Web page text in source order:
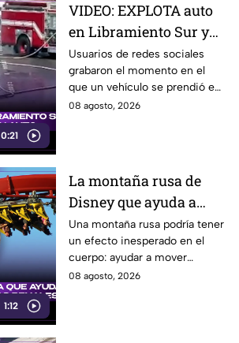
0:21
VIDEO: EXPLOTA auto
en Libramiento Sur y
ocasiona fuerte tráfico
en Tijuana este sábado;
cerca de 5 y 10
Usuarios de redes sociales
grabaron el momento en el
que un vehículo se prendió en
llamas sobre el Libramiento, lo
08 agosto, 2026
1:12
La montaña rusa de
Disney que ayuda a
expulsar cálculos
renales, según estudio
Una montaña rusa podría tener
un efecto inesperado en el
cuerpo: ayudar a mover
pequeños cálculos renales
08 agosto, 2026